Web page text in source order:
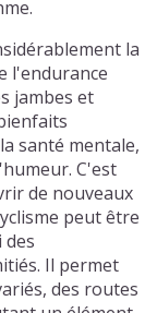
la
l'endurance
jambes et
santé mentale,
C'est
de nouveaux
peut être
Il permet
des routes